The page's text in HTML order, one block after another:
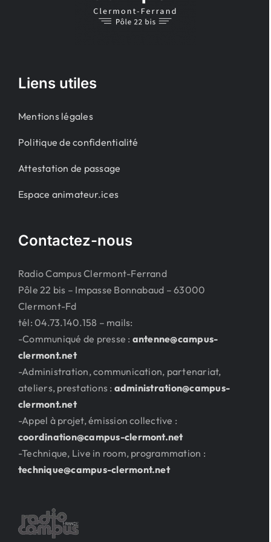
Liens utiles
Mentions légales
Politique de confidentialité
Attestation de passage
Espace animateur.ices
Contactez-nous
Radio Campus Clermont-Ferrand
Pôle 22 bis – Impasse Bonnabaud – 63000
Clermont-Fd
tél: 04.73.140.158 – mails:
-Communiqué de presse : antenne@campus-
clermont.net
-Administration, communication, partenariat,
ateliers, prestations : administration@campus-
clermont.net
-Appel à projet, émission collective :
coordination@campus-clermont.net
-Technique, Live in room, programmation :
technique@campus-clermont.net